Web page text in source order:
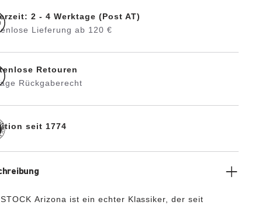
2 - 4 Werktage (Post AT)
Lieferung ab 120 €
Retouren
Rückgaberecht
seit 1774
Arizona ist ein echter Klassiker, der seit